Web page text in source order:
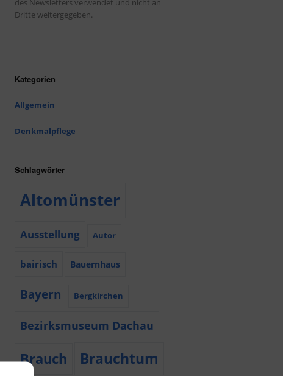
des Newsletters verwendet und nicht an
Dritte weitergegeben.
Kategorien
Allgemein
Denkmalpflege
Schlagwörter
Altomünster
Ausstellung Autor
bairisch Bauernhaus
Bayern Bergkirchen
Bezirksmuseum Dachau
Brauch Brauchtum